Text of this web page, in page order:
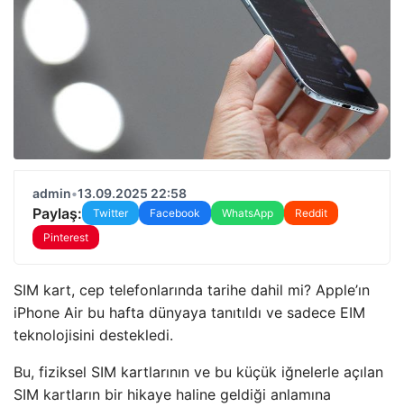
admin•13.09.2025 22:58
Paylaş: Twitter Facebook WhatsApp
Reddit
Pinterest
SIM kart, cep telefonlarında tarihe dahil mi? Apple’ın
iPhone Air bu hafta dünyaya tanıtıldı ve sadece EIM
teknolojisini destekledi.
Bu, fiziksel SIM kartlarının ve bu küçük iğnelerle açılan
SIM kartların bir hikaye haline geldiği anlamına